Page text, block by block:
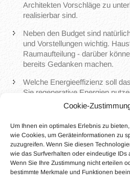
Cookie-
Um Ihnen ein optimales Erlebnis zu
wie Cookies, um Geräteinformationen zu
zuzugreifen. Wenn Sie diesen
wie das Surfverhalten oder eindeutige IDs
Wenn Sie Ihre Zustimmung nicht erteilen
bestimmte Merkmale und Funktionen
Architekten Vorschläge zu
realisierbar sind.
Neben den Budget sind
und Vorstellungen wichtig.
Raumaufteilung - darüber
bereits Gedanken machen.
Welche Energieeffizienz soll
Sie regenerative Energien
Zusammenhang mit einem
Bringen Sie alle relevanten
können Lagepläne sein oder
Grundbuchauszüge. Der
der gegebenen